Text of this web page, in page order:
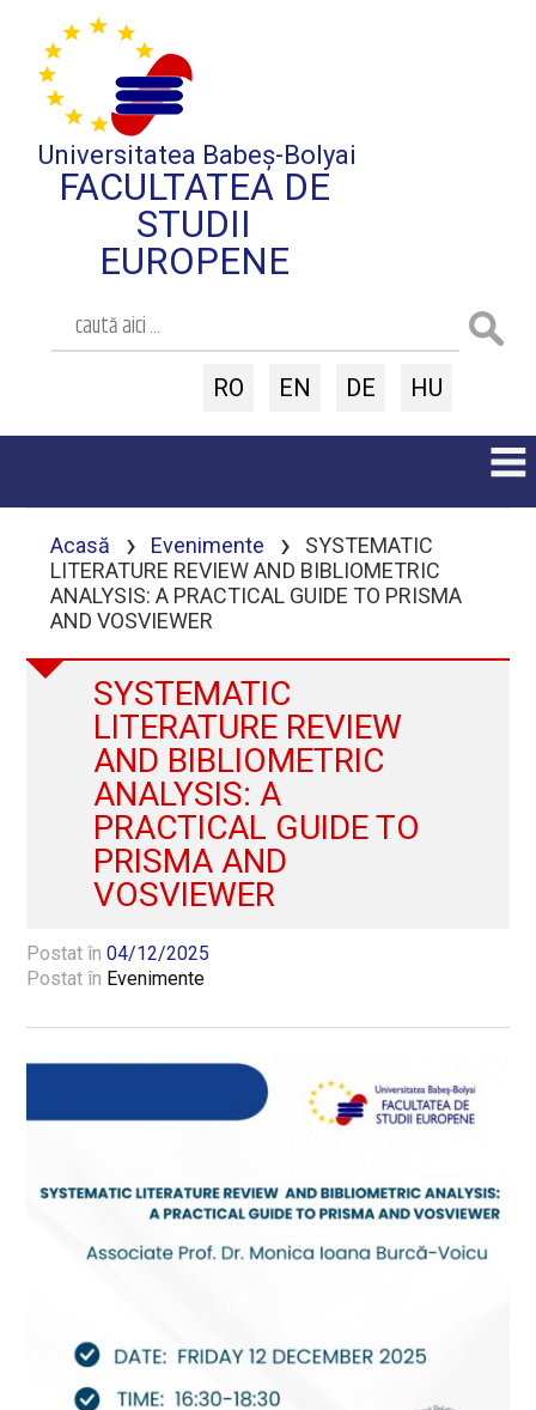
Universitatea Babeș-Bolyai
FACULTATEA DE
STUDII
EUROPENE
RO EN DE HU
Acasă › Evenimente ›
SYSTEMATIC
LITERATURE REVIEW AND BIBLIOMETRIC
ANALYSIS: A PRACTICAL GUIDE TO PRISMA
AND VOSVIEWER
SYSTEMATIC
LITERATURE REVIEW
AND BIBLIOMETRIC
ANALYSIS: A
PRACTICAL GUIDE TO
PRISMA AND
VOSVIEWER
Postat în04/12/2025
Postat în Evenimente